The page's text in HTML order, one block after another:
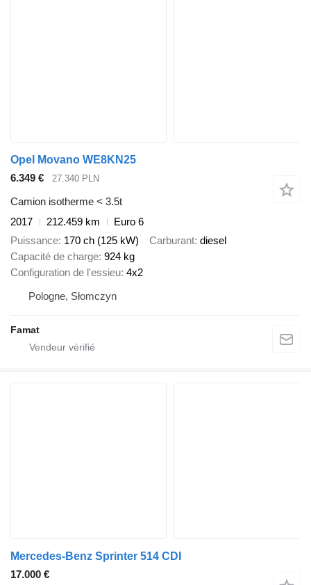
Opel Movano WE8KN25
6.349 €
27.340 PLN
Camion isotherme < 3.5t
2017
212.459 km
Euro 6
Puissance 170 ch (125 kW) Carburant diesel
Capacité de charge 924 kg
Configuration de l'essieu 4x2
Pologne, Słomczyn
Famat
Mercedes-Benz Sprinter 514 CDI
17.000 €